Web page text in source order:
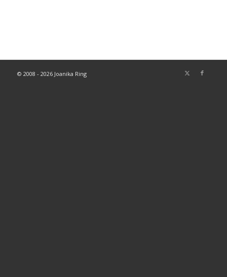
© 2008 - 2026 Joanika Ring